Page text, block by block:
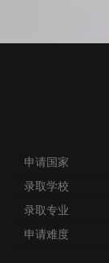
申请国家
录取学校
录取专业
申请难度